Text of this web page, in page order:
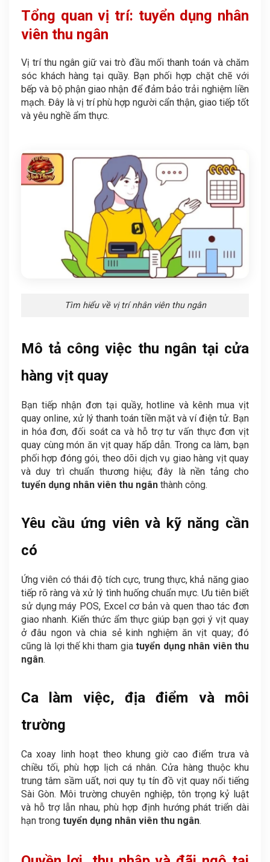
Tổng quan vị trí: tuyển dụng nhân
viên thu ngân
Vị trí thu ngân giữ vai trò đầu mối thanh toán và chăm
sóc khách hàng tại quầy. Bạn phối hợp chặt chẽ với
bếp và bộ phận giao nhận để đảm bảo trải nghiệm liền
mạch. Đây là vị trí phù hợp người cẩn thận, giao tiếp tốt
và yêu nghề ẩm thực.
Tìm hiểu về vị trí nhân viên thu ngân
Mô tả công việc thu ngân tại cửa
hàng vịt quay
Bạn tiếp nhận đơn tại quầy, hotline và kênh mua vịt
quay online, xử lý thanh toán tiền mặt và ví điện tử. Bạn
in hóa đơn, đối soát ca và hỗ trợ tư vấn thực đơn vịt
quay cùng món ăn vịt quay hấp dẫn. Trong ca làm, bạn
phối hợp đóng gói, theo dõi dịch vụ giao hàng vịt quay
và duy trì chuẩn thương hiệu; đây là nền tảng cho
tuyển dụng nhân viên thu ngân thành công.
Yêu cầu ứng viên và kỹ năng cần
có
Ứng viên có thái độ tích cực, trung thực, khả năng giao
tiếp rõ ràng và xử lý tình huống chuẩn mực. Ưu tiên biết
sử dụng máy POS, Excel cơ bản và quen thao tác đơn
giao nhanh. Kiến thức ẩm thực giúp bạn gợi ý vịt quay
ở đâu ngon và chia sẻ kinh nghiệm ăn vịt quay; đó
cũng là lợi thế khi tham giatuyển dụng nhân viên thu
ngân.
Ca làm việc, địa điểm và môi
trường
Ca xoay linh hoạt theo khung giờ cao điểm trưa và
chiều tối, phù hợp lịch cá nhân. Cửa hàng thuộc khu
trung tâm sầm uất, nơi quy tụ tín đồ vịt quay nổi tiếng
Sài Gòn. Môi trường chuyên nghiệp, tôn trọng kỷ luật
và hỗ trợ lẫn nhau, phù hợp định hướng phát triển dài
hạn trong tuyển dụng nhân viên thu ngân.